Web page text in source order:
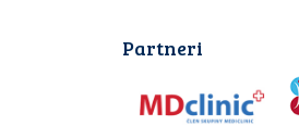
Partneri